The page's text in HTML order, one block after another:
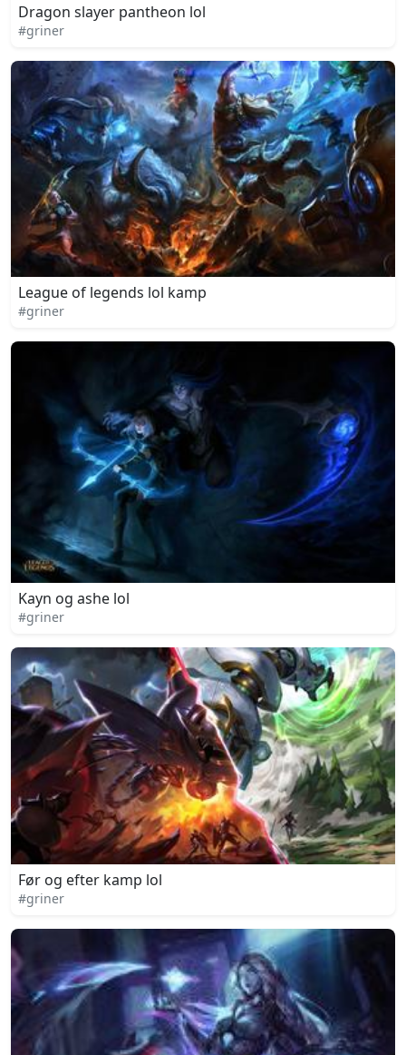
Dragon slayer pantheon lol
#griner
League of legends lol kamp
#griner
Kayn og ashe lol
#griner
Før og efter kamp lol
#griner